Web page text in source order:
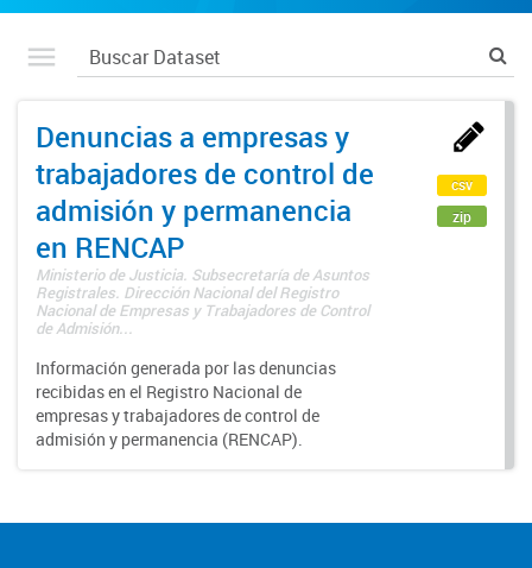
Denuncias a empresas y
trabajadores de control de
admisión y permanencia
en RENCAP
Ministerio de Justicia. Subsecretaría de Asuntos
Registrales. Dirección Nacional del Registro
Nacional de Empresas y Trabajadores de Control
de Admisión...
Información generada por las denuncias
recibidas en el Registro Nacional de
empresas y trabajadores de control de
admisión y permanencia (RENCAP).
csv
zip